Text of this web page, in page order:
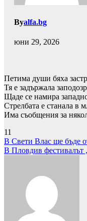
Byalfa.bg
юни 29, 2026
Петима души бяха
Тя е задържала
Щаде се намира
Стрелбата е станала в
Има съобщения за
11
Навигация
В Свети Влас ще бъде
В Пловдив фестивалът